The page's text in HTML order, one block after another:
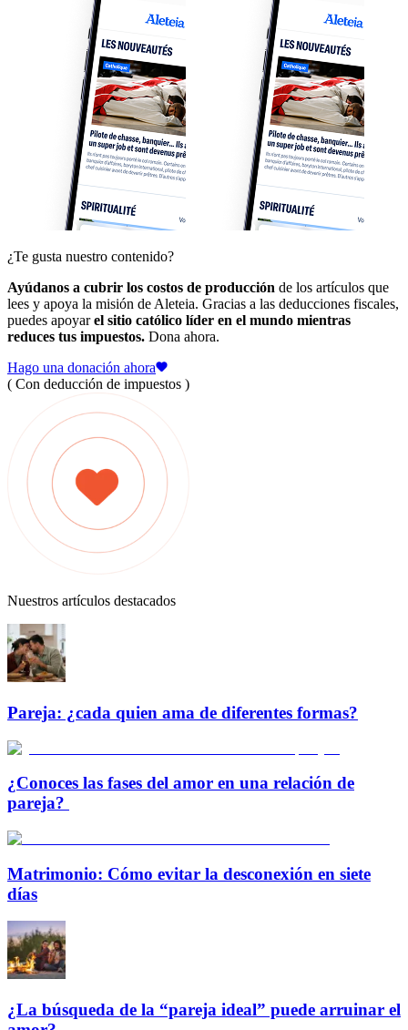
¿Te gusta nuestro contenido?
Ayúdanos a cubrir los costos de producción de los artículos que
lees y apoya la misión de Aleteia. Gracias a las deducciones fiscales,
puedes apoyarel sitio católico líder en el mundo mientras
reduces tus impuestos. Dona ahora.
Hago una donación ahora
( Con deducción de impuestos )
Nuestros artículos destacados
Pareja: ¿cada quien ama de diferentes formas?
¿Conoces las fases del amor en una relación de
pareja?
Matrimonio: Cómo evitar la desconexión en siete
días
¿La búsqueda de la “pareja ideal” puede arruinar el